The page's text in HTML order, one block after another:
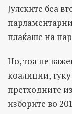
Јулските беа
плаќаше на
Но, тоа не
коалиции,
претходните
изборите во